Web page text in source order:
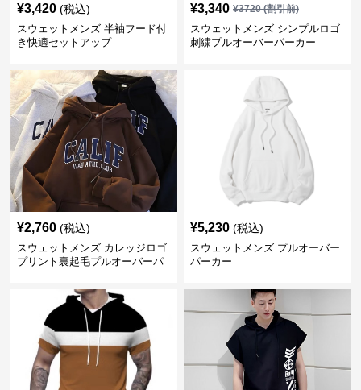
¥3,420 (税込)
スウェットメンズ 半袖フード付
き快適セットアップ
¥3,340 ¥3720(割引前)
スウェットメンズ シンプルロゴ
刺繍プルオーバーパーカー
¥2,760 (税込)
スウェットメンズ カレッジロゴ
プリント裏起毛プルオーバーパ
¥5,230 (税込)
スウェットメンズ プルオーバー
パーカー